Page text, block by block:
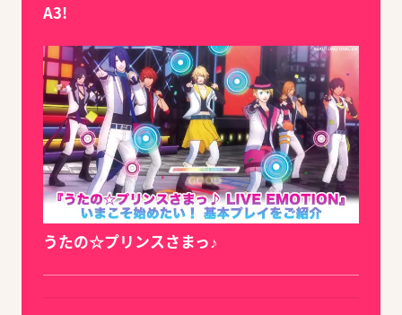
A3!
うたの☆プリンスさまっ♪